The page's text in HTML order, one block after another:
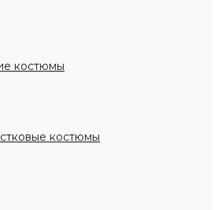
костюмы
костюмы